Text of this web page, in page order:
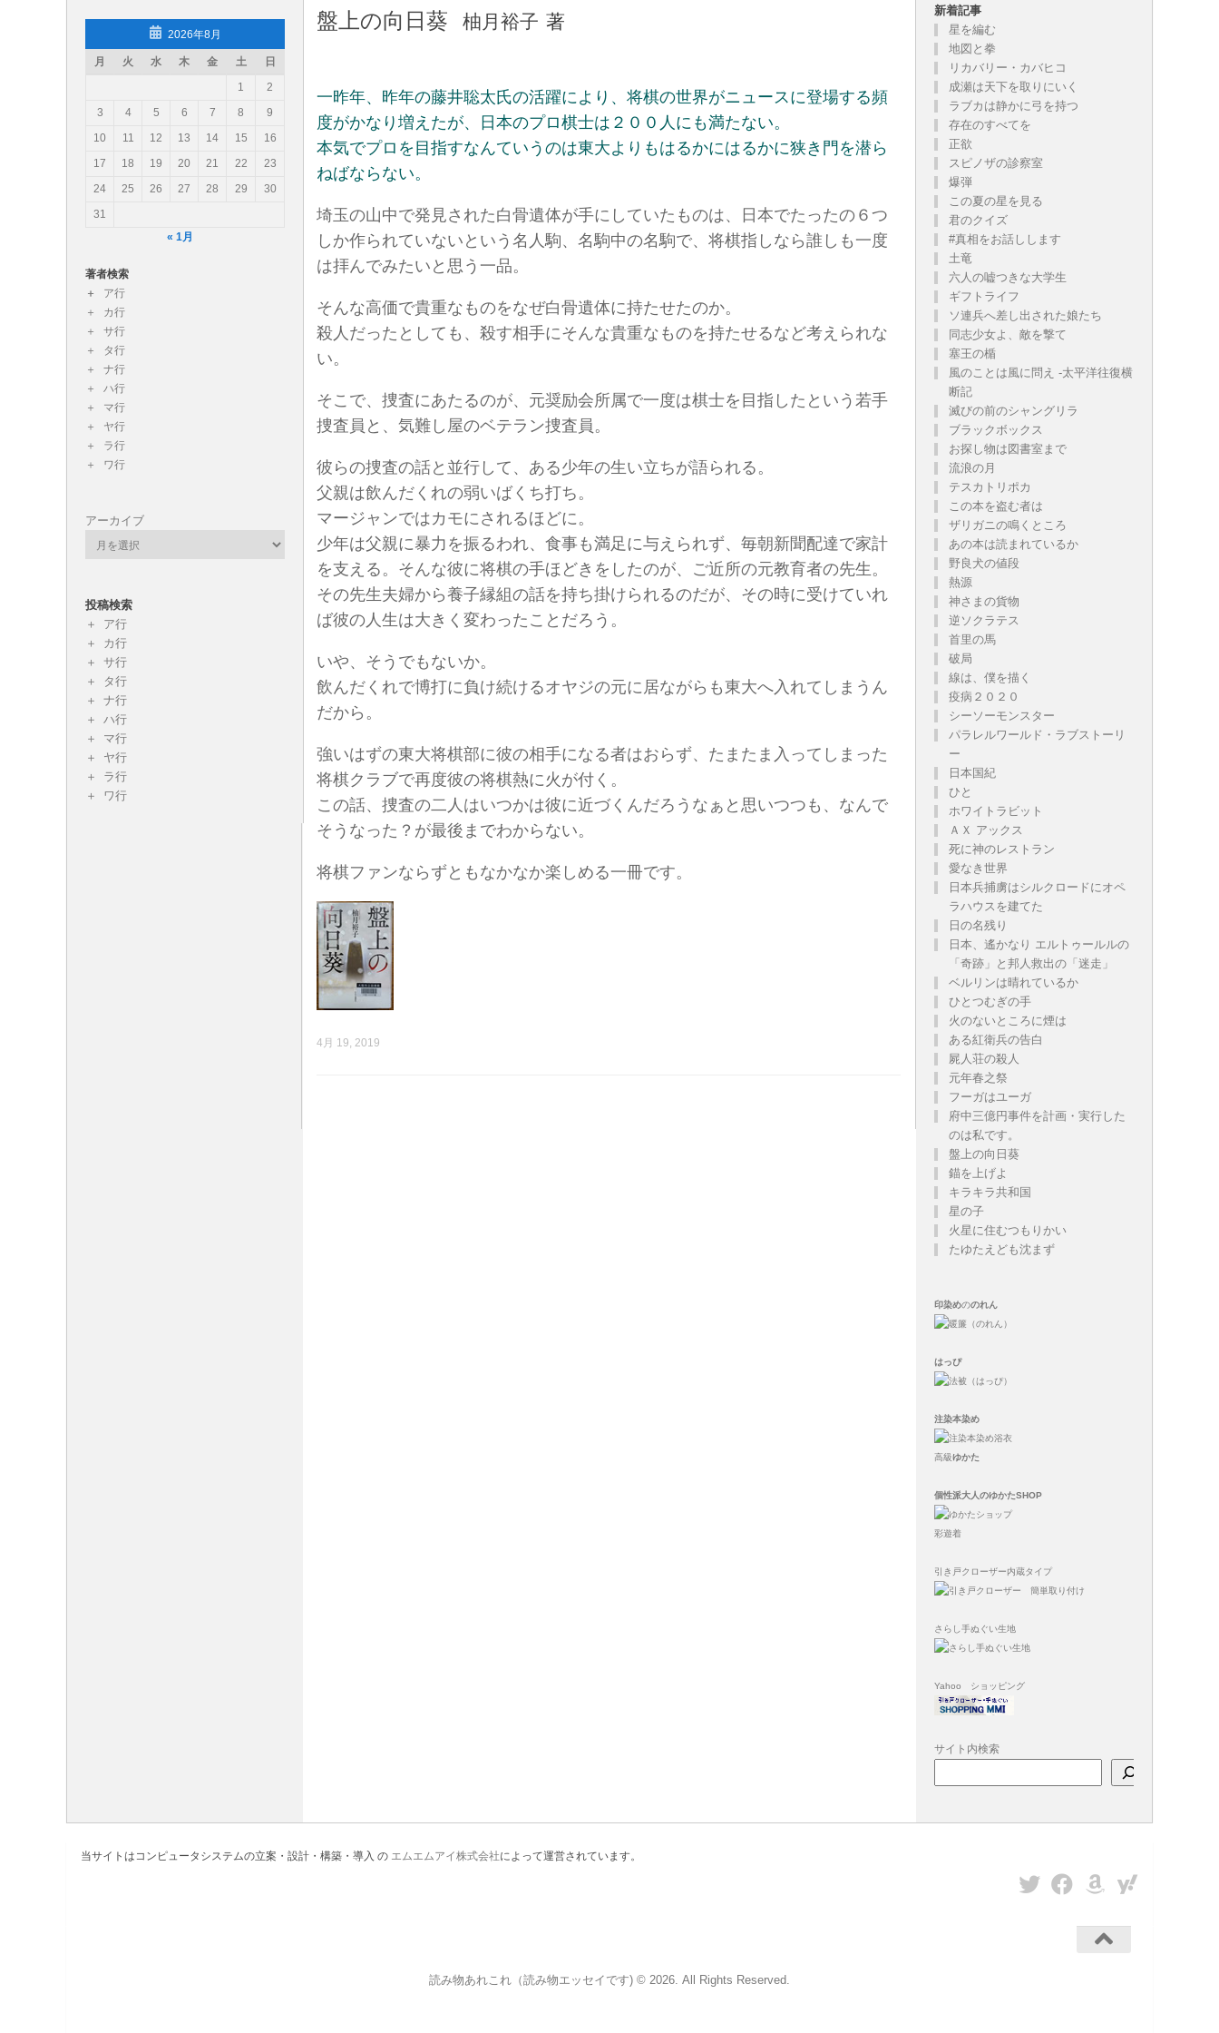
コンテンツへスキップ
読み物あれこれ（読み物エッセイです)
読み物あれこれではスタッフが各々勝手きままな読書感想文を書いております。暴言・無知・恥知らず・ご意見はいろいろお有りでしょうが、お気に召した方だけお読み下さい。
盤上の向日葵 柚月裕子 著
一昨年、昨年の藤井聡太氏の活躍により、将棋の世界がニュースに登場する頻
度がかなり増えたが、日本のプロ棋士は２００人にも満たない。
本気でプロを目指すなんていうのは東大よりもはるかにはるかに狭き門を潜ら
ねばならない。
埼玉の山中で発見された白骨遺体が手にしていたものは、日本でたったの６つ
しか作られていないという名人駒、名駒中の名駒で、将棋指しなら誰しも一度
は拝んでみたいと思う一品。
そんな高価で貴重なものをなぜ白骨遺体に持たせたのか。
殺人だったとしても、殺す相手にそんな貴重なものを持たせるなど考えられな
い。
そこで、捜査にあたるのが、元奨励会所属で一度は棋士を目指したという若手
捜査員と、気難し屋のベテラン捜査員。
彼らの捜査の話と並行して、ある少年の生い立ちが語られる。
父親は飲んだくれの弱いばくち打ち。
マージャンではカモにされるほどに。
少年は父親に暴力を振るわれ、食事も満足に与えられず、毎朝新聞配達で家計
を支える。そんな彼に将棋の手ほどきをしたのが、ご近所の元教育者の先生。
その先生夫婦から養子縁組の話を持ち掛けられるのだが、その時に受けていれ
ば彼の人生は大きく変わったことだろう。
いや、そうでもないか。
飲んだくれで博打に負け続けるオヤジの元に居ながらも東大へ入れてしまうん
だから。
強いはずの東大将棋部に彼の相手になる者はおらず、たまたま入ってしまった
将棋クラブで再度彼の将棋熱に火が付く。
この話、捜査の二人はいつかは彼に近づくんだろうなぁと思いつつも、なんで
そうなった？が最後までわからない。
将棋ファンならずともなかなか楽しめる一冊です。
4月 19, 2019
2026年8月
月 火 水 木 金 土
日
1
2
3
4 5 6 7 8
9
10
11 12 13 14 15
16
17
18 19 20 21 22
23
24
25 26 27 28 29
30
31
« 1月
著者検索
ア行
カ行
サ行
タ行
ナ行
ハ行
マ行
ヤ行
ラ行
ワ行
アーカイブ
投稿検索
ア行
カ行
サ行
タ行
ナ行
ハ行
マ行
ヤ行
ラ行
ワ行
新着記事
星を編む
地図と拳
リカバリー・カバヒコ
成瀬は天下を取りにいく
ラブカは静かに弓を持つ
存在のすべてを
正欲
スピノザの診察室
爆弾
この夏の星を見る
君のクイズ
#真相をお話しします
土竜
六人の嘘つきな大学生
ギフトライフ
ソ連兵へ差し出された娘たち
同志少女よ、敵を撃て
塞王の楯
風のことは風に問え -太平洋往復横
断記
滅びの前のシャングリラ
ブラックボックス
お探し物は図書室まで
流浪の月
テスカトリポカ
この本を盗む者は
ザリガニの鳴くところ
あの本は読まれているか
野良犬の値段
熱源
神さまの貨物
逆ソクラテス
首里の馬
破局
線は、僕を描く
疫病２０２０
シーソーモンスター
パラレルワールド・ラブストーリ
ー
日本国紀
ひと
ホワイトラビット
ＡＸ アックス
死に神のレストラン
愛なき世界
日本兵捕虜はシルクロードにオペ
ラハウスを建てた
日の名残り
日本、遙かなり エルトゥールルの
「奇跡」と邦人救出の「迷走」
ベルリンは晴れているか
ひとつむぎの手
火のないところに煙は
ある紅衛兵の告白
屍人荘の殺人
元年春之祭
フーガはユーガ
府中三億円事件を計画・実行した
のは私です。
盤上の向日葵
錨を上げよ
キラキラ共和国
星の子
火星に住むつもりかい
たゆたえども沈まず
印染めののれん
はっぴ
注染本染め
高級ゆかた
個性派大人のゆかたSHOP
彩遊着
引き戸クローザー内蔵タイプ
さらし手ぬぐい生地
Yahoo ショッピング
サイト内検索
当サイトはコンピュータシステムの立案・設計・構築・導入 の エムエムアイ株式会社によって運営されています。
読み物あれこれ（読み物エッセイです) © 2026. All Rights Reserved.